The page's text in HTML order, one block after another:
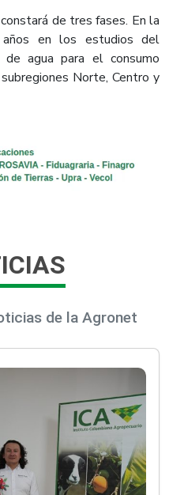
de tres fases. En la
en los estudios del
agua para el consumo
Norte, Centro y
de la Agronet